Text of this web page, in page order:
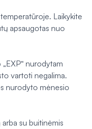
Laikykite
apsaugotas nuo
nurodytam
vartoti negalima.
nurodyto mėnesio
arba su buitinėmis